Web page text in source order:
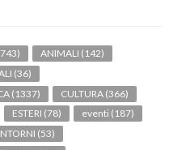
ANIMALI (142)
(36)
(1337) CULTURA (366)
ESTERI (78) eventi (187)
(53)